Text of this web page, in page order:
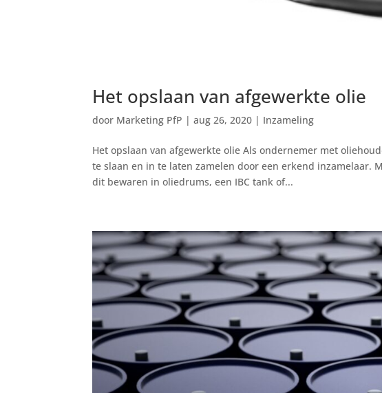
Het opslaan van afgewerkte olie
door Marketing PfP |aug 26, 2020 | Inzameling
Het opslaan van afgewerkte olie Als ondernemer met
te slaan en in te laten zamelen door een erkend inzamelaar.
dit bewaren in oliedrums, een IBC tank of...